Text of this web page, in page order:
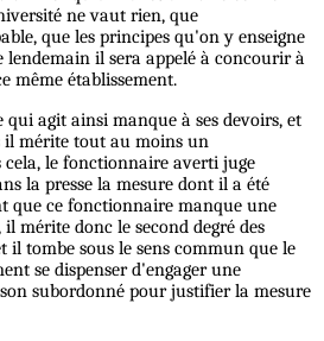
ne vaut rien, que
que les principes qu'on y enseigne
lendemain il sera appelé à concourir à
même établissement.
agit ainsi manque à ses devoirs, et
il mérite tout au moins un
cela, le fonctionnaire averti juge
la presse la mesure dont il a été
que ce fonctionnaire manque une
il mérite donc le second degré des
il tombe sous le sens commun que le
se dispenser d'engager une
subordonné pour justifier la mesure